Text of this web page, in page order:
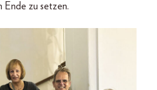
Ende zu setzen.